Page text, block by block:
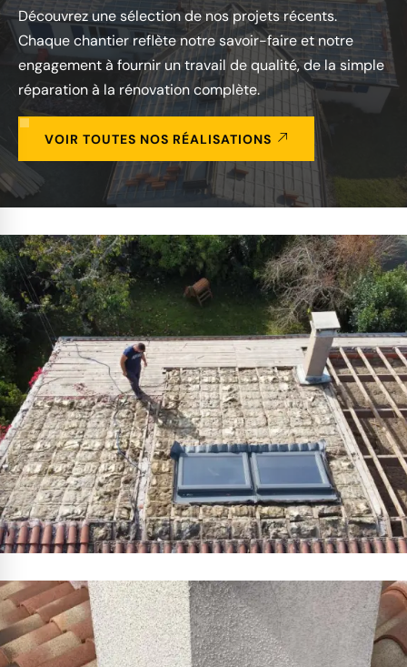
Découvrez une sélection de nos projets récents.
Chaque chantier reflète notre savoir-faire et notre
engagement à fournir un travail de qualité, de la simple
réparation à la rénovation complète.
VOIR TOUTES NOS RÉALISATIONS